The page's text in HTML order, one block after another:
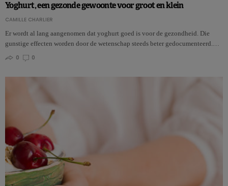
Yoghurt, een gezonde gewoonte voor groot en klein
CAMILLE CHARLIER
Er wordt al lang aangenomen dat yoghurt goed is voor de gezondheid. Die
gunstige effecten worden door de wetenschap steeds beter gedocumenteerd.…
0
0